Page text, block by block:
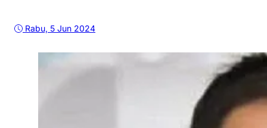
Rabu, 5 Jun 2024